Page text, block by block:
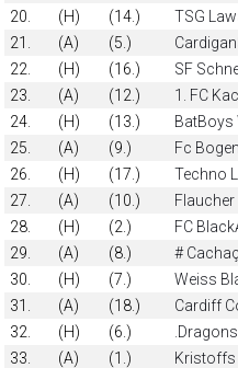
20.
(H) (14.) TSG
21.
(A) (5.)
22.
(H) (16.) SF
23.
(A) (12.) 1. FC
24.
(H) (13.) BatBoys
25.
(A) (9.) Fc
26.
(H) (17.) Techno
27.
(A) (10.) Flaucher
28.
(H) (2.) FC
29.
(A) (8.) #
30.
(H) (7.) Weiss
31.
(A) (18.) Cardiff
32.
(H) (6.)
33.
(A) (1.) Kristoffs